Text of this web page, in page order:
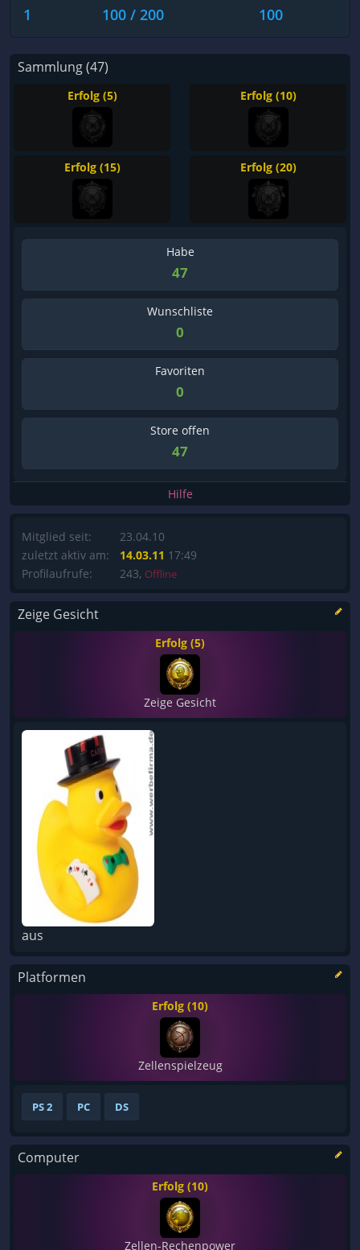
1 100 / 200 100
Sammlung (47)
Erfolg (5) Erfolg (10)
Erfolg (15) Erfolg (20)
Habe
47
Wunschliste
0
Favoriten
0
Store offen
47
Hilfe
Mitglied seit:
zuletzt aktiv am:
Profilaufrufe:
23.04.10
14.03.11 17:49
243, Offline
Zeige Gesicht
Erfolg (5)
Zeige Gesicht
aus
Platformen
Erfolg (10)
Zellenspielzeug
PS 2 PC DS
Computer
Erfolg (10)
Zellen-Rechenpower